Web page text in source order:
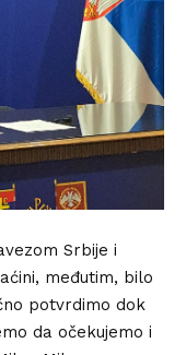
Srbije i
međutim, bilo
potvrdimo dok
da očekujemo i